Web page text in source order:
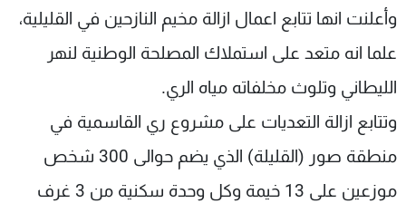
وأعلنت انها تتابع اعمال ازالة مخيم النازحين في القليلية،
علما انه متعد على استملاك المصلحة الوطنية لنهر
الليطاني وتلوث مخلفاته مياه الري.
وتتابع ازالة التعديات على مشروع ري القاسمية في
منطقة صور (القليلة) الذي يضم حوالى 300 شخص
موزعين على 13 خيمة وكل وحدة سكنية من 3 غرف